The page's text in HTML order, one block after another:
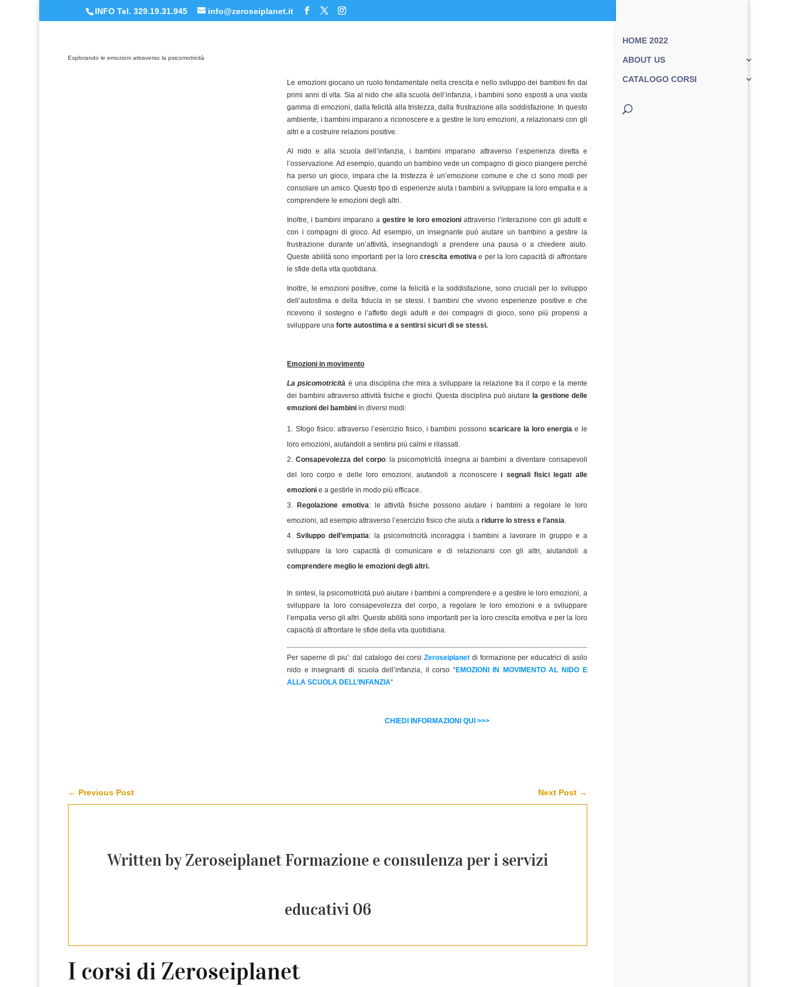
INFO Tel. 329.19.31.945 info@zeroseiplanet.it
HOME 2022
ABOUT US
CATALOGO CORSI
Esplorando le emozioni attraverso la psicomotricità
Le emozioni giocano un ruolo fondamentale nella crescita e nello sviluppo dei bambini fin dai
primi anni di vita. Sia al nido che alla scuola dell’infanzia, i bambini sono esposti a una vasta
gamma di emozioni, dalla felicità alla tristezza, dalla frustrazione alla soddisfazione. In questo
ambiente, i bambini imparano a riconoscere e a gestire le loro emozioni, a relazionarsi con gli
altri e a costruire relazioni positive.
Al nido e alla scuola dell’infanzia, i bambini imparano attraverso l’esperienza diretta e
l’osservazione. Ad esempio, quando un bambino vede un compagno di gioco piangere perché
ha perso un gioco, impara che la tristezza è un’emozione comune e che ci sono modi per
consolare un amico. Questo tipo di esperienze aiuta i bambini a sviluppare la loro empatia e a
comprendere le emozioni degli altri.
Inoltre, i bambini imparano agestire le loro emozioniattraverso l’interazione con gli adulti e
con i compagni di gioco. Ad esempio, un insegnante può aiutare un bambino a gestire la
frustrazione durante un’attività, insegnandogli a prendere una pausa o a chiedere aiuto.
Queste abilità sono importanti per la lorocrescita emotiva e per la loro capacità di affrontare
le sfide della vita quotidiana.
Inoltre, le emozioni positive, come la felicità e la soddisfazione, sono cruciali per lo sviluppo
dell’autostima e della fiducia in se stessi. I bambini che vivono esperienze positive e che
ricevono il sostegno e l’affetto degli adulti e dei compagni di gioco, sono più propensi a
sviluppare unaforte autostima e a sentirsi sicuri di se stessi.
Emozioni in movimento
La psicomotricità è una disciplina che mira a sviluppare la relazione tra il corpo e la mente
dei bambini attraverso attività fisiche e giochi. Questa disciplina può aiutarela gestione delle
emozioni dei bambini in diversi modi:
Sfogo fisico: attraverso l’esercizio fisico, i bambini possono scaricare la loro energiae le
loro emozioni, aiutandoli a sentirsi più calmi e rilassati.
Consapevolezza del corpo: la psicomotricità insegna ai bambini a diventare consapevoli
del loro corpo e delle loro emozioni, aiutandoli a riconoscerei segnali fisici legati alle
emozioni e a gestirle in modo più efficace.
Regolazione emotiva: le attività fisiche possono aiutare i bambini a regolare le loro
emozioni, ad esempio attraverso l’esercizio fisico che aiuta aridurre lo stress e l’ansia
Sviluppo dell’empatia: la psicomotricità incoraggia i bambini a lavorare in gruppo e a
sviluppare la loro capacità di comunicare e di relazionarsi con gli altri, aiutandoli a
comprendere meglio le emozioni degli altri.
In sintesi, la psicomotricità può aiutare i bambini a comprendere e a gestire le loro emozioni, a
sviluppare la loro consapevolezza del corpo, a regolare le loro emozioni e a sviluppare
l’empatia verso gli altri. Queste abilità sono importanti per la loro crescita emotiva e per la loro
capacità di affrontare le sfide della vita quotidiana.
Per saperne di piu’: dal catalogo dei corsiZeroseiplanet di formazione per educatrici di asilo
nido e insegnanti di scuola dell’infanzia, il corso “EMOZIONI IN MOVIMENTO AL NIDO E
ALLA SCUOLA DELL’INFANZIA“
CHIEDI INFORMAZIONI QUI >>>
← Previous Post Next Post→
Written by Zeroseiplanet Formazione e consulenza per i servizi
educativi 06
I corsi di Zeroseiplanet